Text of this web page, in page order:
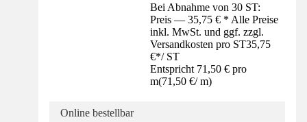
Bei Abnahme von 30 ST:
Preis — 35,75 € * Alle Preise
inkl. MwSt. und ggf. zzgl.
Versandkosten pro ST35,75
€*/ ST
Entspricht 71,50 € pro
m(71,50 €/ m)
Online bestellbar